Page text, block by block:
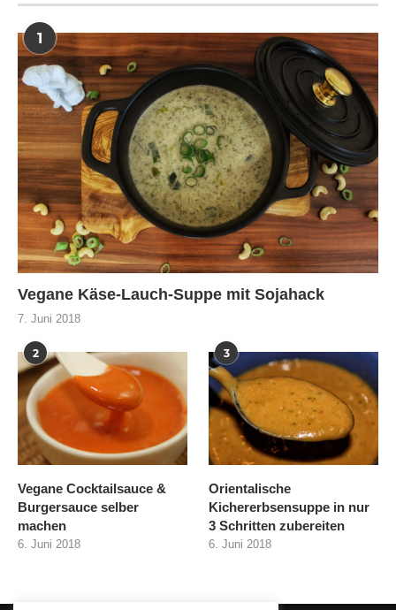
1
Vegane Käse-Lauch-Suppe mit Sojahack
7. Juni 2018
2
Vegane Cocktailsauce &
Burgersauce selber
machen
6. Juni 2018
3
Orientalische
Kichererbsensuppe in nur
3 Schritten zubereiten
6. Juni 2018